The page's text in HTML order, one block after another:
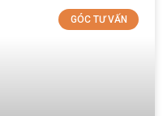
GÓC TƯ VẤN